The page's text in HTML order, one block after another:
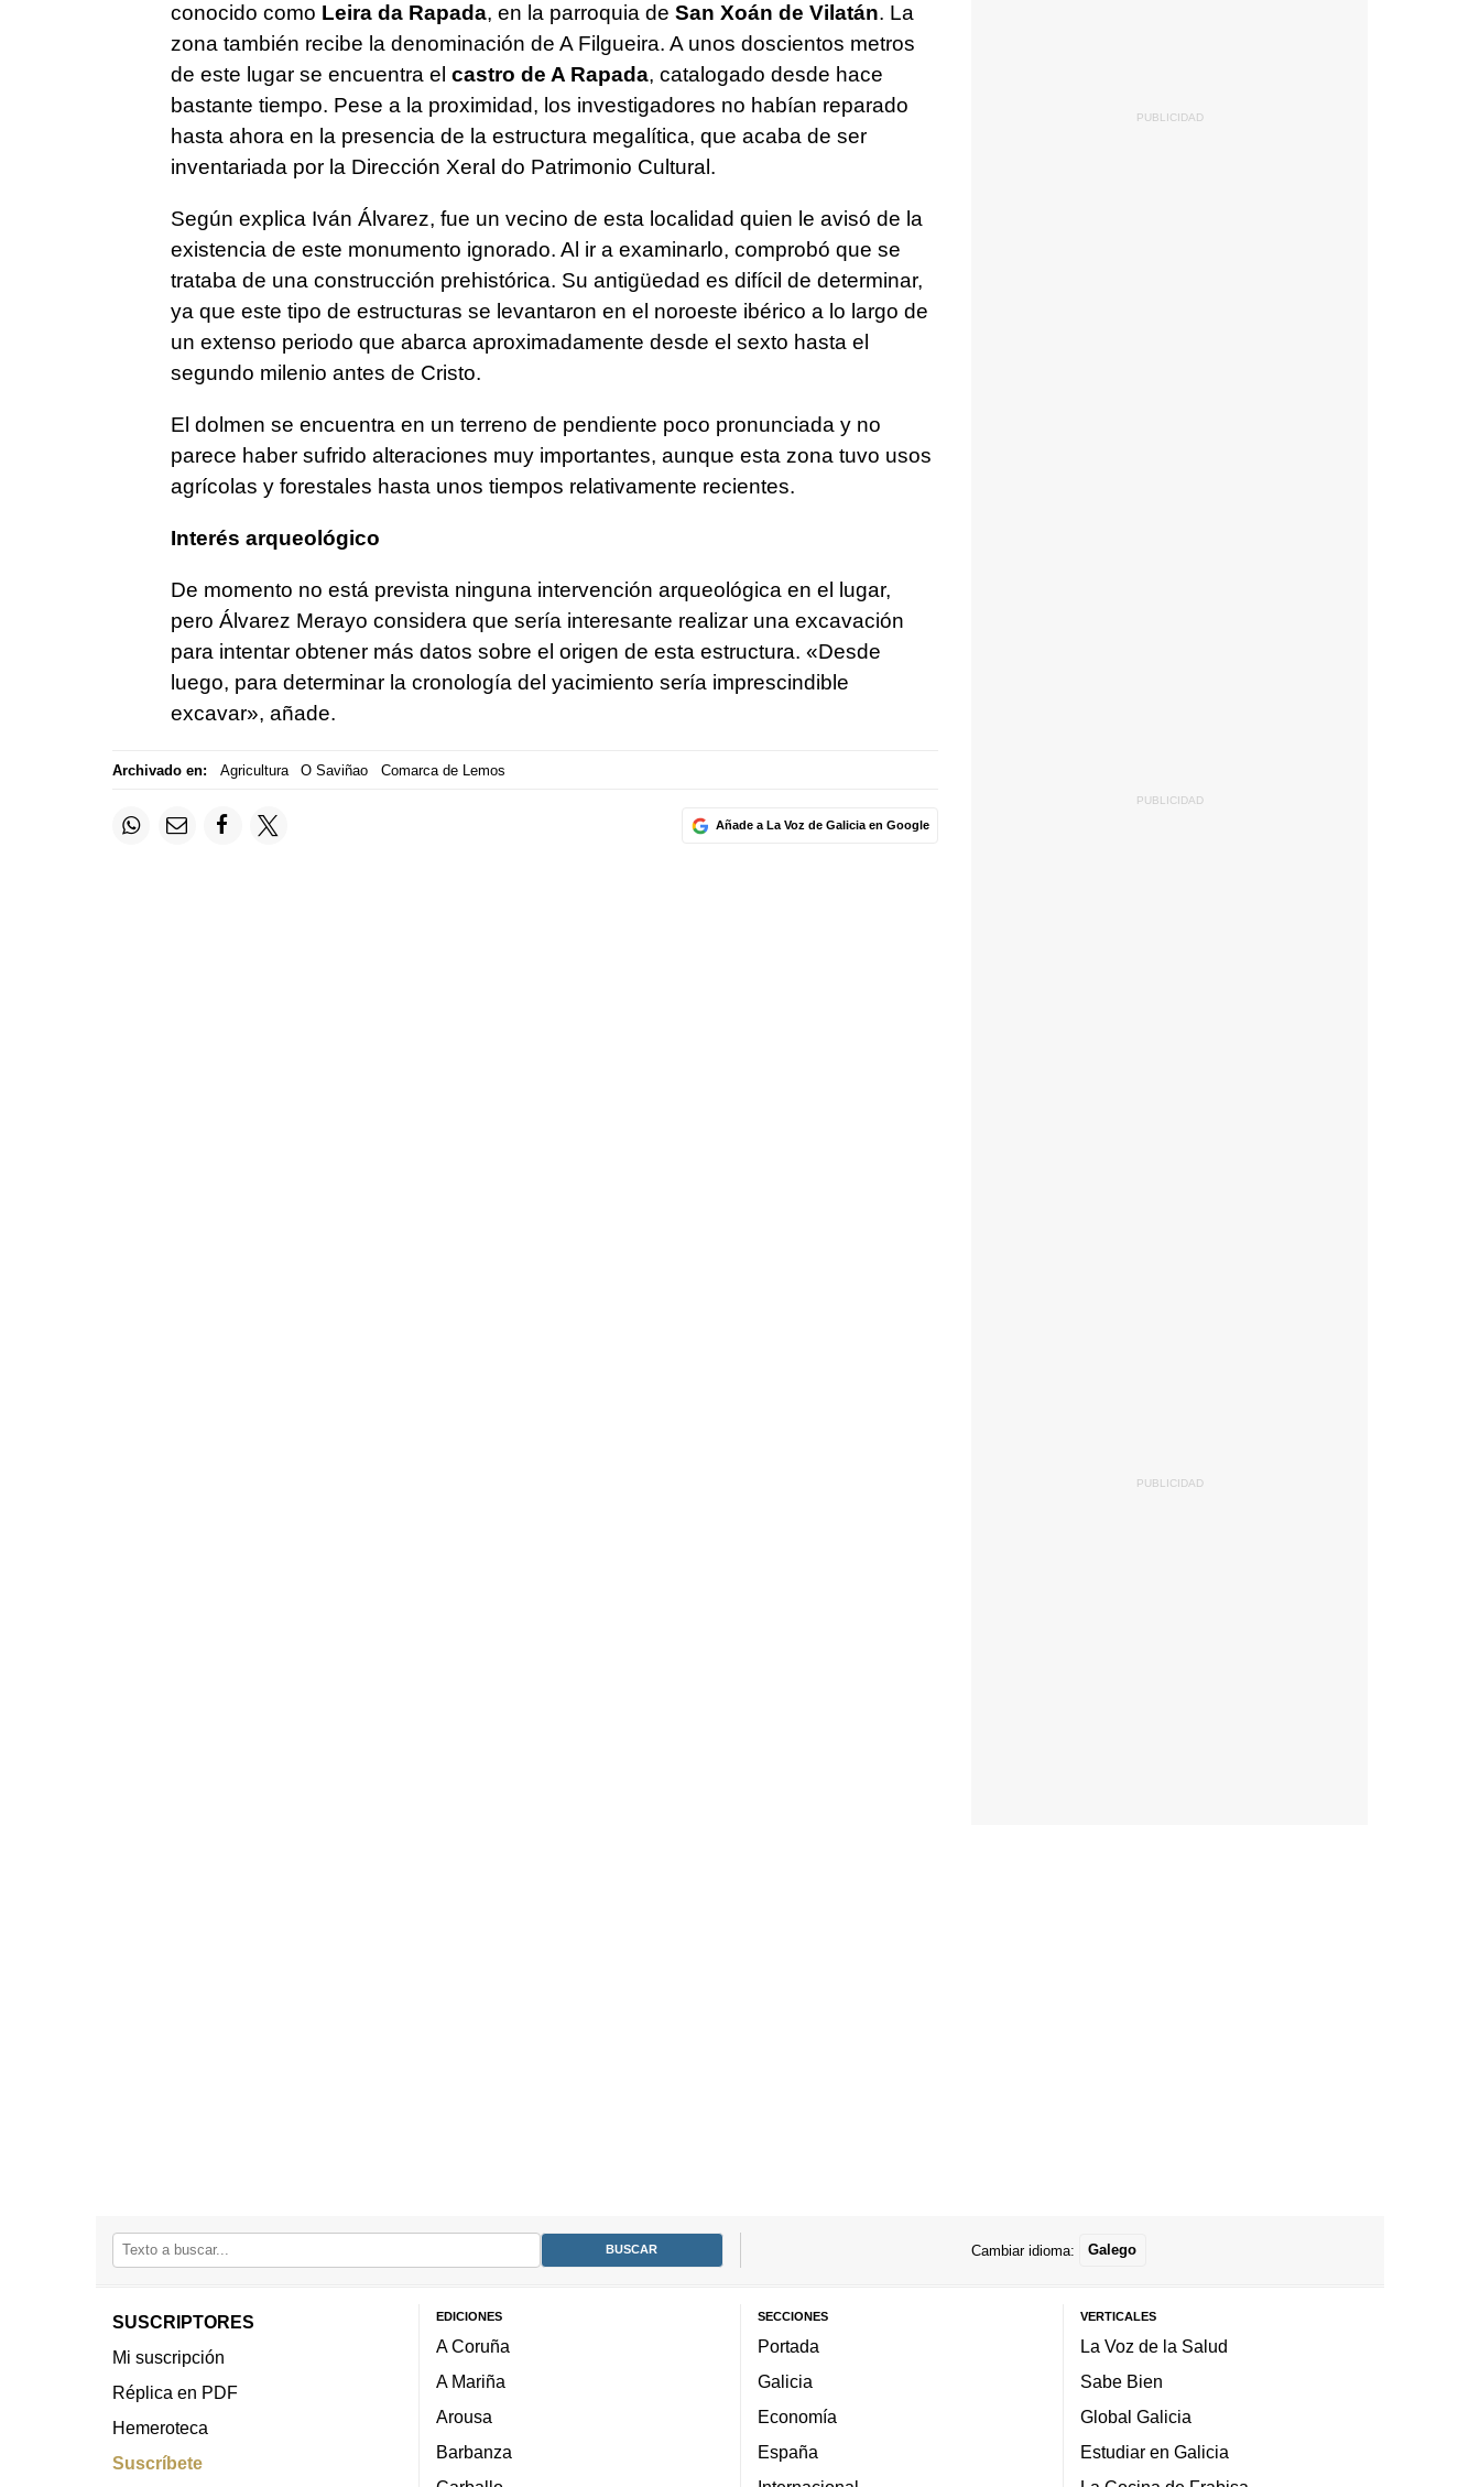
conocido como Leira da Rapada, en la parroquia de San Xoán de Vilatán. La
zona también recibe la denominación de A Filgueira. A unos doscientos metros
de este lugar se encuentra el castro de A Rapada, catalogado desde hace
bastante tiempo. Pese a la proximidad, los investigadores no habían reparado
hasta ahora en la presencia de la estructura megalítica, que acaba de ser
inventariada por la Dirección Xeral do Patrimonio Cultural.
Según explica Iván Álvarez, fue un vecino de esta localidad quien le avisó de la
existencia de este monumento ignorado. Al ir a examinarlo, comprobó que se
trataba de una construcción prehistórica. Su antigüedad es difícil de determinar,
ya que este tipo de estructuras se levantaron en el noroeste ibérico a lo largo de
un extenso periodo que abarca aproximadamente desde el sexto hasta el
segundo milenio antes de Cristo.
El dolmen se encuentra en un terreno de pendiente poco pronunciada y no
parece haber sufrido alteraciones muy importantes, aunque esta zona tuvo usos
agrícolas y forestales hasta unos tiempos relativamente recientes.
Interés arqueológico
De momento no está prevista ninguna intervención arqueológica en el lugar,
pero Álvarez Merayo considera que sería interesante realizar una excavación
para intentar obtener más datos sobre el origen de esta estructura. «Desde
luego, para determinar la cronología del yacimiento sería imprescindible
excavar», añade.
Archivado en: Agricultura O Saviñao Comarca de Lemos
Añade a La Voz de Galicia en Google
Cambiar idioma: Galego
SUSCRIPTORES
Mi suscripción
Réplica en PDF
Hemeroteca
Suscríbete
EDICIONES
A Coruña
A Mariña
Arousa
Barbanza
SECCIONES
Portada
Galicia
Economía
España
VERTICALES
La Voz de la Salud
Sabe Bien
Global Galicia
Estudiar en Galicia